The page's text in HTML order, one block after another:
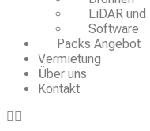
LiDAR
Software
Packs Angebot
Vermietung
Über uns
Kontakt